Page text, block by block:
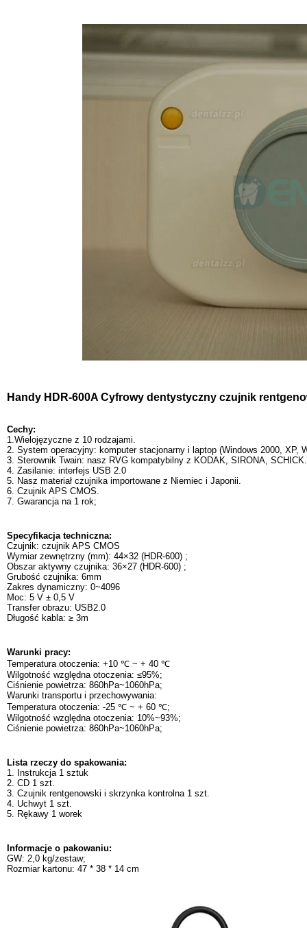
Handy HDR-600A Cyfrowy dentystyczny czujnik
Cechy:
1.Wielojęzyczne z 10 rodzajami.
2. System operacyjny: komputer stacjonarny i laptop (Windows 2000, XP,
3. Sterownik Twain: nasz RVG kompatybilny z KODAK, SIRONA, SCHICK.
4. Zasilanie: interfejs USB 2.0
5. Nasz materiał czujnika importowane z Niemiec i Japonii.
6. Czujnik APS CMOS.
7. Gwarancja na 1 rok;
Specyfikacja techniczna:
Czujnik: czujnik APS CMOS
Wymiar zewnętrzny (mm): 44×32 (HDR-600) ;
Obszar aktywny czujnika: 36×27 (HDR-600) ;
Grubość czujnika: 6mm
Zakres dynamiczny: 0~4096
Moc: 5 V ± 0,5 V
Transfer obrazu: USB2.0
Długość kabla: ≥ 3m
Warunki pracy:
Temperatura otoczenia: +10 ℃ ~ + 40 ℃
Wilgotność względna otoczenia: ≤95%;
Ciśnienie powietrza: 860hPa~1060hPa;
Warunki transportu i przechowywania:
Temperatura otoczenia: -25 ℃ ~ + 60 ℃;
Wilgotność względna otoczenia: 10%~93%;
Ciśnienie powietrza: 860hPa~1060hPa;
Lista rzeczy do spakowania:
1. Instrukcja 1 sztuk
2. CD 1 szt.
3. Czujnik rentgenowski i skrzynka kontrolna 1 szt.
4. Uchwyt 1 szt.
5. Rękawy 1 worek
Informacje o pakowaniu:
GW: 2,0 kg/zestaw;
Rozmiar kartonu: 47 * 38 * 14 cm